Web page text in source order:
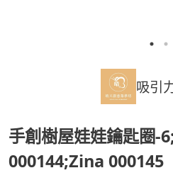
吸引
手創樹屋娃娃鑰匙圈-
000144;Zina 000145